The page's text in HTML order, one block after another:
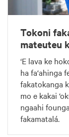
Tokoni
mateuteu
‘E lava ke
ha fa‘ahinga
fakatokanga
mo e kakai
ngaahi
fakamatalá.